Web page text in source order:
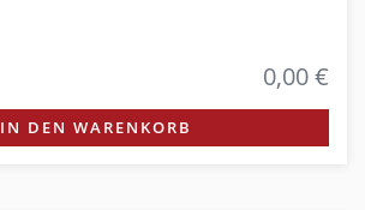
0,00 €
IN DEN WARENKORB